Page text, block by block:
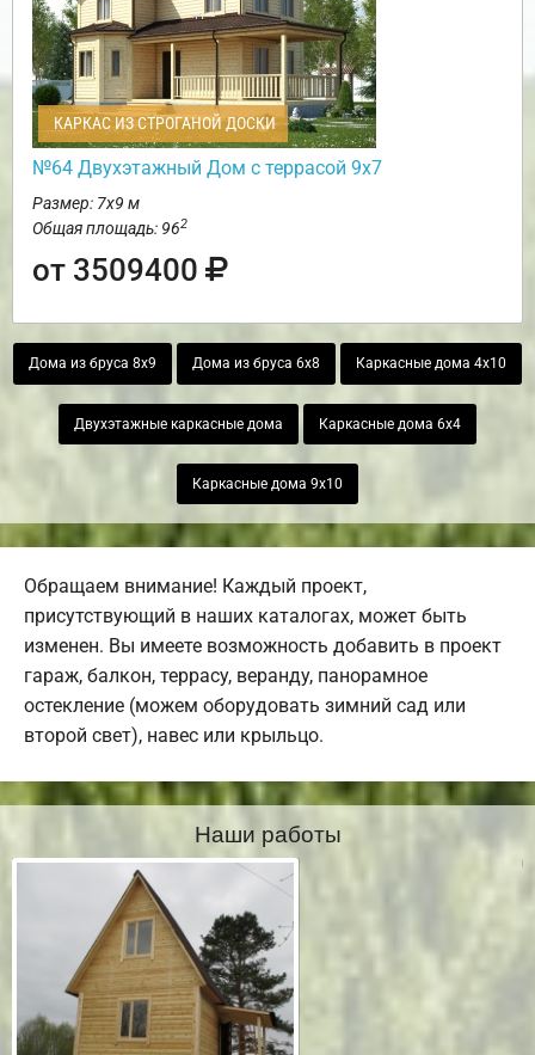
КАРКАС ИЗ СТРОГАНОЙ ДОСКИ
№64 Двухэтажный Дом с террасой 9х7
Размер: 7х9 м
Общая площадь: 962
от 3509400
Дома из бруса 8х9 Дома из бруса 6х8 Каркасные дома 4х10
Двухэтажные каркасные дома Каркасные дома 6х4
Каркасные дома 9х10
Обращаем внимание! Каждый проект,
присутствующий в наших каталогах, может быть
изменен. Вы имеете возможность добавить в проект
гараж, балкон, террасу, веранду, панорамное
остекление (можем оборудовать зимний сад или
второй свет), навес или крыльцо.
Наши работы